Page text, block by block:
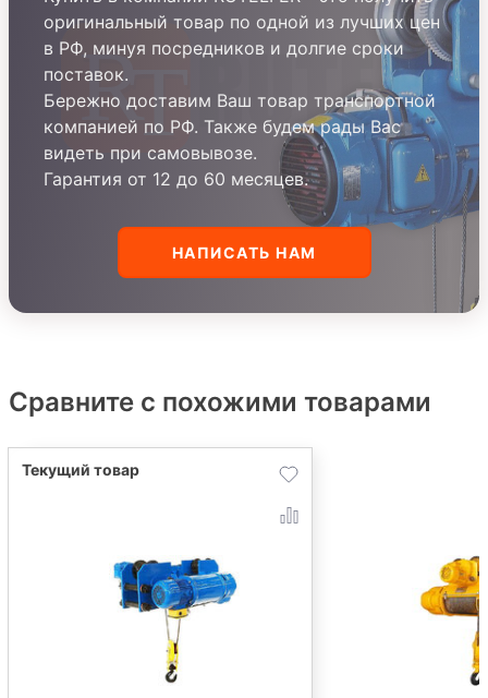
оригинальный товар по одной из лучших цен
в РФ, минуя посредников и долгие сроки
поставок.
Бережно доставим Ваш товар транспортной
компанией по РФ. Также будем рады Вас
видеть при самовывозе.
Гарантия от 12 до 60 месяцев.
НАПИСАТЬ НАМ
Сравните с похожими товарами